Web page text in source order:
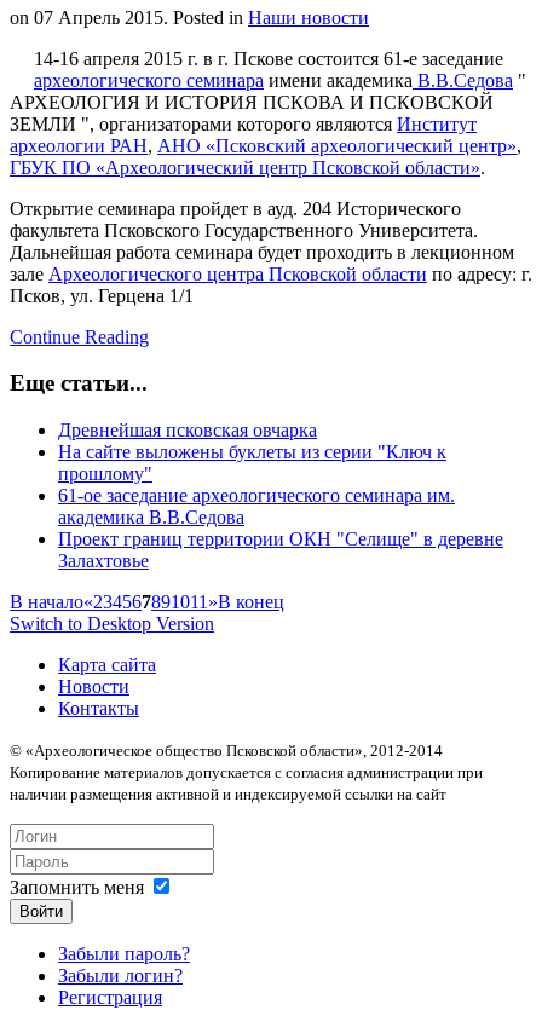
on 07 Апрель 2015. Posted in Наши новости
14-16 апреля 2015 г. в г. Пскове состоится 61-е заседание
археологического семинара имени академика В.В.Седова "
АРХЕОЛОГИЯ И ИСТОРИЯ ПСКОВА И ПСКОВСКОЙ
ЗЕМЛИ ", организаторами которого являются Институт
археологии РАН, АНО «Псковский археологический центр»,
ГБУК ПО «Археологический центр Псковской области».
Открытие семинара пройдет в ауд. 204 Исторического
факультета Псковского Государственного Университета.
Дальнейшая работа семинара будет проходить в лекционном
зале Археологического центра Псковской области по адресу: г.
Псков, ул. Герцена 1/1
Continue Reading
Еще статьи...
Древнейшая псковская овчарка
На сайте выложены буклеты из серии "Ключ к
прошлому"
61-ое заcедание археологического семинара им.
академика В.В.Седова
Проект границ территории ОКН "Селище" в деревне
Залахтовье
В начало«234567891011 »В конец
Switch to Desktop Version
Карта сайта
Новости
Контакты
© «Археологическое общество Псковской области», 2012-2014
Копирование материалов допускается с согласия администрации при
наличии размещения активной и индексируемой ссылки на сайт
Запомнить меня
Войти
Забыли пароль?
Забыли логин?
Регистрация